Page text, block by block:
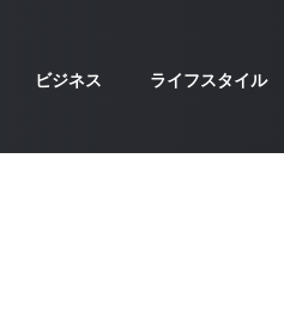
ビジネス ライフスタイル